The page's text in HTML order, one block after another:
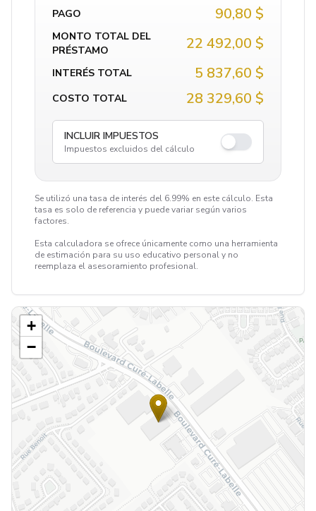
PAGO 90,80 $
MONTO TOTAL DEL
PRÉSTAMO
22 492,00 $
INTERÉS TOTAL 5 837,60 $
COSTO TOTAL 28 329,60 $
INCLUIR IMPUESTOS
Impuestos excluidos del cálculo
Se utilizó una tasa de interés del 6.99% en este cálculo. Esta
tasa es solo de referencia y puede variar según varios
factores.
Esta calculadora se ofrece únicamente como una herramienta
de estimación para su uso educativo personal y no
reemplaza el asesoramiento profesional.
+
−